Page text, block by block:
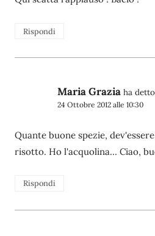
Rispondi
Maria Grazia ha
24 Ottobre 2012 alle 10:30
Quante buone spezie,
risotto. Ho l'acquolina… Ciao,
Rispondi